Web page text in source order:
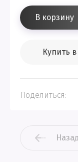
В корзину
Купить
Поделиться:
Назад